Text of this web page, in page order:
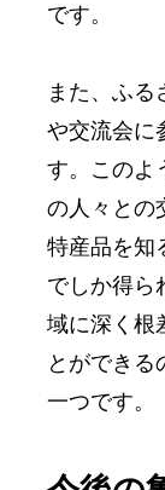
です。
また、ふる
や交流会に
す。このよ
の人々との
特産品を知
でしか得ら
域に深く根
とができる
一つです。